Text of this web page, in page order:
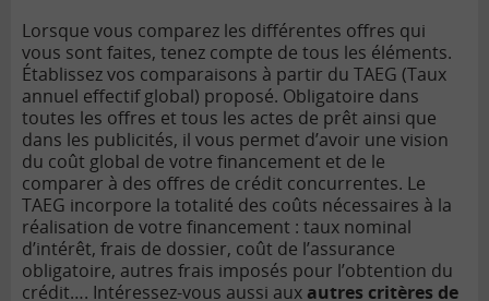
Lorsque vous comparez les différentes offres qui
vous sont faites, tenez compte de tous les éléments.
Établissez vos comparaisons à partir du TAEG (Taux
annuel effectif global) proposé. Obligatoire dans
toutes les offres et tous les actes de prêt ainsi que
dans les publicités, il vous permet d’avoir une vision
du coût global de votre financement et de le
comparer à des offres de crédit concurrentes. Le
TAEG incorpore la totalité des coûts nécessaires à la
réalisation de votre financement : taux nominal
d’intérêt, frais de dossier, coût de l’assurance
obligatoire, autres frais imposés pour l’obtention du
crédit…. Intéressez-vous aussi aux autres critères de